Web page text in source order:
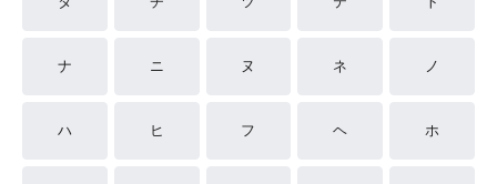
ナ ニ ヌ ネ ノ
ハ ヒ フ ヘ ホ